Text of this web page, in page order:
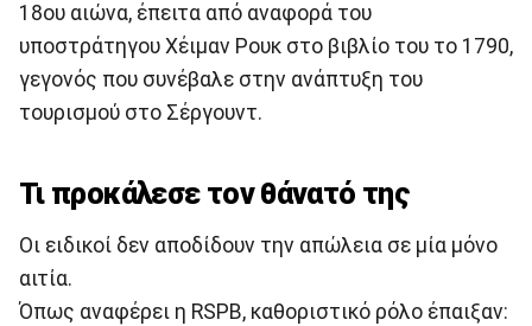
18ου αιώνα, έπειτα από αναφορά του
υποστράτηγου Χέιμαν Ρουκ στο βιβλίο του το 1790,
γεγονός που συνέβαλε στην ανάπτυξη του
τουρισμού στο Σέργουντ.
Τι προκάλεσε τον θάνατό της
Οι ειδικοί δεν αποδίδουν την απώλεια σε μία μόνο
αιτία.
Όπως αναφέρει η RSPB, καθοριστικό ρόλο έπαιξαν: